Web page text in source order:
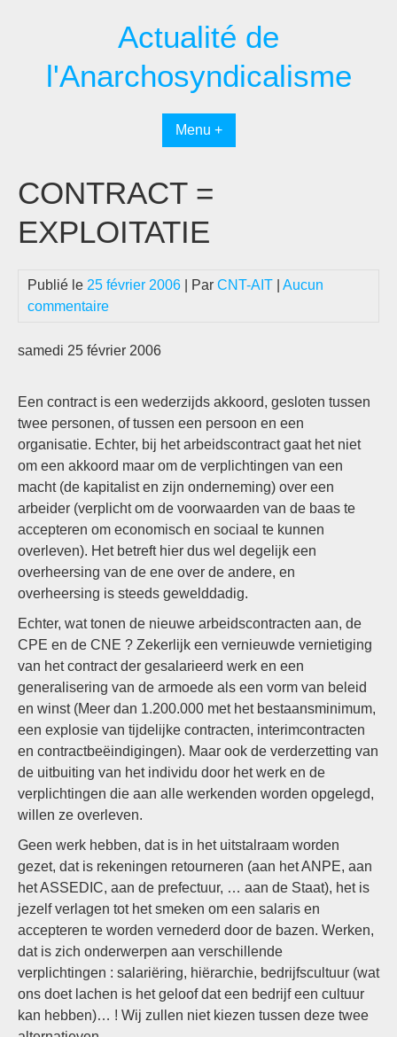
Actualité de
l'Anarchosyndicalisme
Menu +
CONTRACT =
EXPLOITATIE
Publié le 25 février 2006 | Par CNT-AIT
Aucun
commentaire
samedi 25 février 2006
Een contract is een wederzijds akkoord, gesloten tussen
twee personen, of tussen een persoon en een
organisatie. Echter, bij het arbeidscontract gaat het niet
om een akkoord maar om de verplichtingen van een
macht (de kapitalist en zijn onderneming) over een
arbeider (verplicht om de voorwaarden van de baas te
accepteren om economisch en sociaal te kunnen
overleven). Het betreft hier dus wel degelijk een
overheersing van de ene over de andere, en
overheersing is steeds gewelddadig.
Echter, wat tonen de nieuwe arbeidscontracten aan, de
CPE en de CNE ? Zekerlijk een vernieuwde vernietiging
van het contract der gesalarieerd werk en een
generalisering van de armoede als een vorm van beleid
en winst (Meer dan 1.200.000 met het bestaansminimum,
een explosie van tijdelijke contracten, interimcontracten
en contractbeëindigingen). Maar ook de verderzetting van
de uitbuiting van het individu door het werk en de
verplichtingen die aan alle werkenden worden opgelegd,
willen ze overleven.
Geen werk hebben, dat is in het uitstalraam worden
gezet, dat is rekeningen retourneren (aan het ANPE, aan
het ASSEDIC, aan de prefectuur, … aan de Staat), het is
jezelf verlagen tot het smeken om een salaris en
accepteren te worden vernederd door de bazen. Werken,
dat is zich onderwerpen aan verschillende
verplichtingen : salariëring, hiërarchie, bedrijfscultuur (wat
ons doet lachen is het geloof dat een bedrijf een cultuur
kan hebben)… ! Wij zullen niet kiezen tussen deze twee